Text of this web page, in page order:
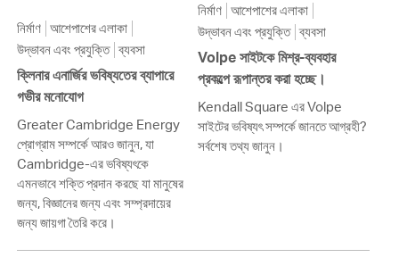
নির্মাণ আশেপাশের এলাকা
উদ্ভাবন এবং প্রযুক্তি ব্যবসা
ক্লিনার এনার্জির ভবিষ্যতের ব্যাপারে
গভীর মনোযোগ
Greater Cambridge Energy
প্রোগ্রাম সম্পর্কে আরও জানুন, যা
Cambridge-এর ভবিষ্যৎকে
এমনভাবে শক্তি প্রদান করছে যা মানুষের
জন্য, বিজ্ঞানের জন্য এবং সম্প্রদায়ের
জন্য জায়গা তৈরি করে।
নির্মাণ আশেপাশের এলাকা
উদ্ভাবন এবং প্রযুক্তি ব্যবসা
Volpe সাইটকে মিশ্র-ব্যবহার
প্রকল্পে রূপান্তর করা হচ্ছে।
Kendall Square এর Volpe
সাইটের ভবিষ্যৎ সম্পর্কে জানতে আগ্রহী?
সর্বশেষ তথ্য জানুন।